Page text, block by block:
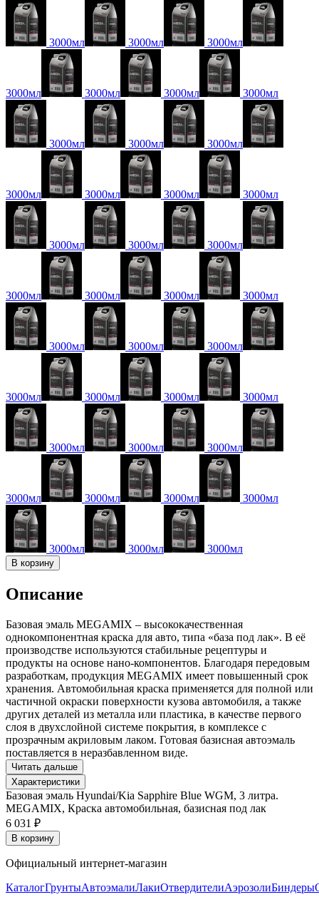
3000мл 3000мл 3000мл
3000мл 3000мл 3000мл 3000мл
3000мл 3000мл 3000мл
3000мл 3000мл 3000мл 3000мл
3000мл 3000мл 3000мл
3000мл 3000мл 3000мл 3000мл
3000мл 3000мл 3000мл
3000мл 3000мл 3000мл 3000мл
3000мл 3000мл 3000мл
3000мл 3000мл 3000мл 3000мл
3000мл 3000мл 3000мл
В корзину
Описание
Базовая эмаль MEGAMIX – высококачественная
однокомпонентная краска для авто, типа «база под лак». В её
производстве используются стабильные рецептуры и
продукты на основе нано-компонентов. Благодаря передовым
разработкам, продукция MEGAMIX имеет повышенный срок
хранения. Автомобильная краска применяется для полной или
частичной окраски поверхности кузова автомобиля, а также
других деталей из металла или пластика, в качестве первого
слоя в двухслойной системе покрытия, в комплексе с
прозрачным акриловым лаком. Готовая базисная автоэмаль
поставляется в неразбавленном виде.
Читать дальше
Характеристики
Базовая эмаль Hyundai/Kia Sapphire Blue WGM, 3 литра.
MEGAMIX, Краска автомобильная, базисная под лак
6 031 ₽
В корзину
Официальный интернет-магазин
КаталогГрунтыАвтоэмалиЛакиОтвердителиАэрозолиБиндеры